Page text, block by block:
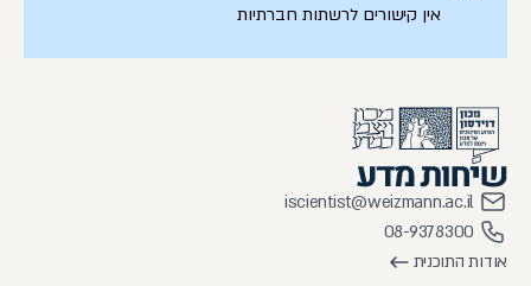
אין קישורים לרשתות חברתיות
אודות התוכנית
08-9378300
iscientist@weizmann.ac.il